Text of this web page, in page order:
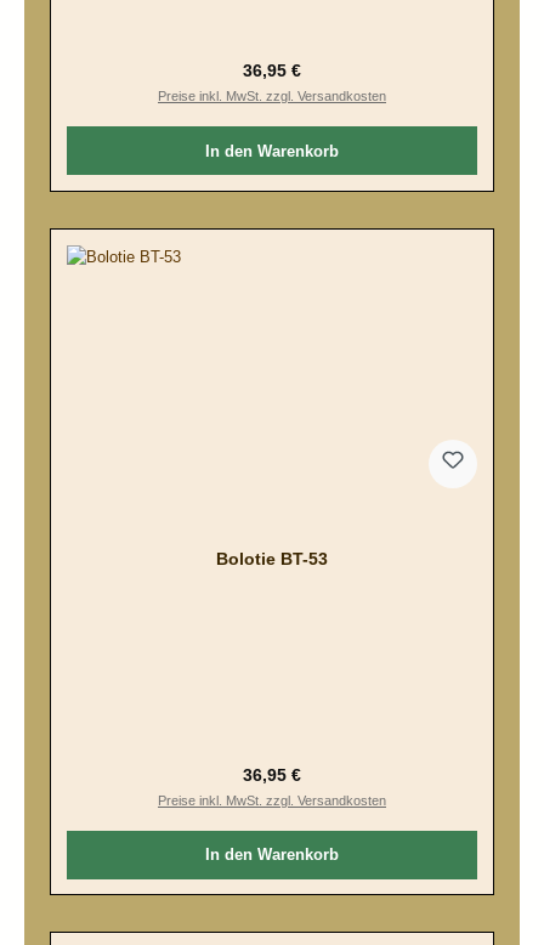
Regulärer Preis:
36,95 €
Preise inkl. MwSt. zzgl. Versandkosten
In den Warenkorb
Bolotie BT-53
Regulärer Preis:
36,95 €
Preise inkl. MwSt. zzgl. Versandkosten
In den Warenkorb